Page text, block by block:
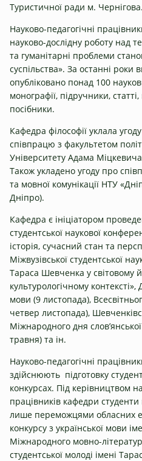
Туристичної ради м. Чернігова.
Науково-педагогічні
науково-дослідну роботу над
та гуманітарні проблеми
суспільства». За останні
опубліковано понад 100
монографії, підручники,
посібники.
Кафедра філософії уклала
співпрацю з факультетом
Університету Адама
Також укладено угоду про
та мовної комунікації НТУ
Дніпро).
Кафедра є ініціатором
студентської наукової
історія, сучасний стан та
Міжвузівської студентської
Тараса Шевченка у світовому
культурологічному контексті»,
мови (9 листопада),
четвер листопада),
Міжнародного дня
травня) та ін.
Науково-педагогічні
здійснюють підготовку
конкурсах. Під керівництвом
працівників кафедри
лише переможцями обласних
конкурсу з української мови
Міжнародного мовно-
студентської молоді імені